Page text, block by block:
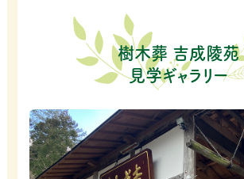
樹木葬 吉成陵苑
見学ギャラリー